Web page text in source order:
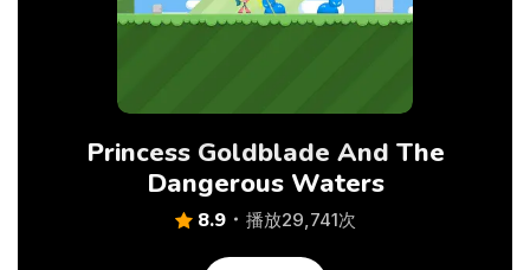
Princess Goldblade And The
Dangerous Waters
8.9 播放29,741次